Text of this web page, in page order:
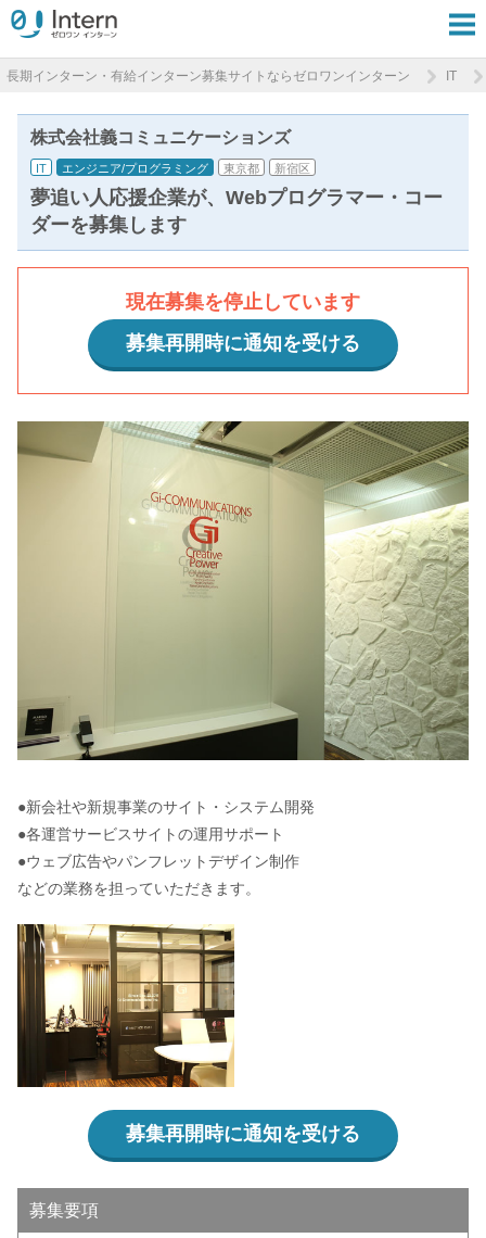
長期インターン・有給インターン募集サイトならゼロワンインターン IT
株式会社義コミュニケーションズ
IT エンジニア/プログラミング 東京都 新宿区
夢追い人応援企業が、Webプログラマー・コー
ダーを募集します
現在募集を停止しています
募集再開時に通知を受ける
●新会社や新規事業のサイト・システム開発
●各運営サービスサイトの運用サポート
●ウェブ広告やパンフレットデザイン制作
などの業務を担っていただきます。
募集再開時に通知を受ける
募集要項